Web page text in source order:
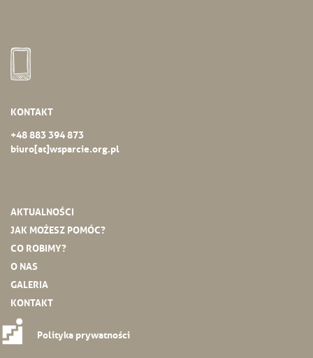
KONTAKT
+48 883 394 873
biuro[at]wsparcie.org.pl
AKTUALNOŚCI
JAK MOŻESZ POMÓC?
CO ROBIMY?
O NAS
GALERIA
KONTAKT
Polityka prywatności